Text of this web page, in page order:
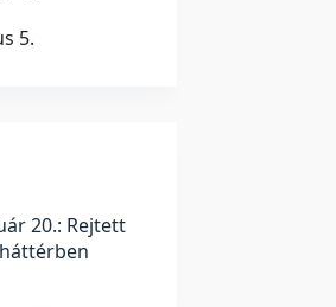
5.
20.: Rejtett